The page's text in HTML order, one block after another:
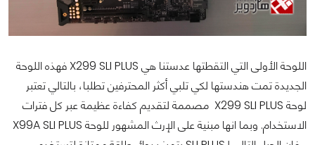
اللوحة الأولى التي التقطتها عدستنا هي X299 SLI PLUS فهذه اللوحة
الجديدة تمت هندستها لكي تلبي أكثر المحترفين تطلبا، بالتالي تعتبر
لوحة X299 SLI PLUS مصممة لتقديم كفاءة عظيمة عبر كل فترات
الاستخدام. وبما انها مبنية على الإرث المشهور للوحة X99A SLI PLUS